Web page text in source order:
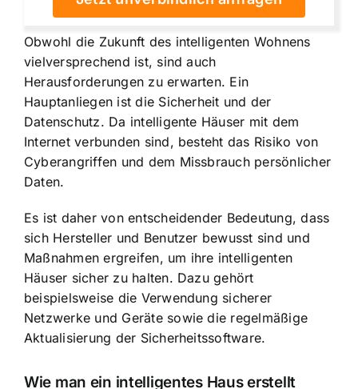
Obwohl die Zukunft des intelligenten Wohnens
vielversprechend ist, sind auch
Herausforderungen zu erwarten. Ein
Hauptanliegen ist die Sicherheit und der
Datenschutz. Da intelligente Häuser mit dem
Internet verbunden sind, besteht das Risiko von
Cyberangriffen und dem Missbrauch persönlicher
Daten.
Es ist daher von entscheidender Bedeutung, dass
sich Hersteller und Benutzer bewusst sind und
Maßnahmen ergreifen, um ihre intelligenten
Häuser sicher zu halten. Dazu gehört
beispielsweise die Verwendung sicherer
Netzwerke und Geräte sowie die regelmäßige
Aktualisierung der Sicherheitssoftware.
Wie man ein intelligentes Haus erstellt